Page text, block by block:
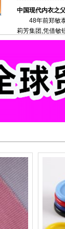
品、五金用品、
械，日用百货等
篷、酒店帐篷、
篷系列产品；
源头工厂，欢
阳”、
茶具及钛户外
能，欢迎大家光
具、不锈钢西餐
时尚、制造精良
内外订单，欢迎
古风装饰画等工
临！
段,从机械工程师
衣之父”的​传奇故
质领2025·先锋
理徐建林：解锁
开启发展加速度-
2024年在各
力，实现多维度
对于新一年的发
总思路，将一如
面、完整、准确
理念，实现企业
破。
——专访绍兴艾
司总经理张玉明
在浙江绍兴
分之一纺织面料
如山的布匹与穿
构成其数十年不
应变而进，做复
积累了丰富的技
实践磨砺的基础
兴市柯桥区华舍
公司（政伟复合
续进行技术升级
江苏互帮纺织科
长任长邦：互帮
莱赛尔民族品牌
在任长邦的
个“互帮梦”，凭
的心和不服输的
出完美逆袭的精
邦：我从1992年
始，到现在进入
了。2002年到常
直做纯棉的牛仔
我是纺织人·科技
泽：国家需求是
孙以泽，三
科研一线，两次
术进步奖二等奖